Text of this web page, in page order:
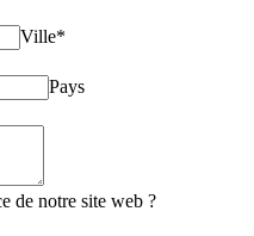
Ville*
Pays
de notre site web ?